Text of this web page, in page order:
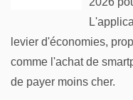
levier d'économies,
comme l'achat de
de payer moins cher.